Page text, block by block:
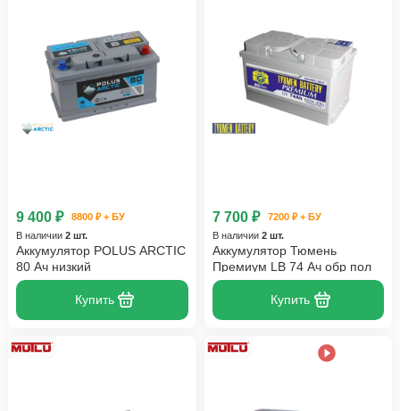
9 400 ₽
8800 ₽ + БУ
В наличии 2 шт.
Аккумулятор POLUS ARCTIC
80 Ач низкий
Купить
7 700 ₽
7200 ₽ + БУ
В наличии 2 шт.
Аккумулятор Тюмень
Премиум LB 74 Ач обр пол
Купить